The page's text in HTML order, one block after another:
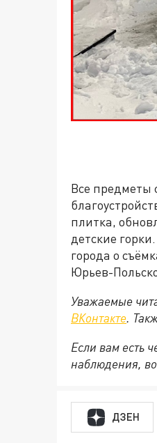
Все предметы
плитка,
детские
города о
Юрьев-
Уважаемые
ВКонтакте.
Если вам есть
наблюдения,
ДЗЕН